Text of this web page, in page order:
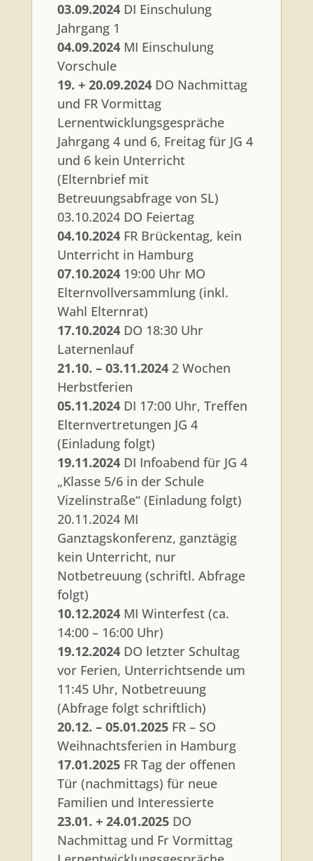
03.09.2024DI Einschulung
Jahrgang 1
04.09.2024MI Einschulung
Vorschule
19. + 20.09.2024DO Nachmittag
und FR Vormittag
Lernentwicklungsgespräche
Jahrgang 4 und 6, Freitag für JG 4
und 6 kein Unterricht
(Elternbrief mit
Betreuungsabfrage von SL)
03.10.2024 DO Feiertag
04.10.2024FR Brückentag, kein
Unterricht in Hamburg
07.10.202419:00 Uhr MO
Elternvollversammlung (inkl.
Wahl Elternrat)
17.10.2024DO 18:30 Uhr
Laternenlauf
21.10. – 03.11.20242 Wochen
Herbstferien
05.11.2024DI 17:00 Uhr, Treffen
Elternvertretungen JG 4
(Einladung folgt)
19.11.2024DI Infoabend für JG 4
„Klasse 5/6 in der Schule
Vizelinstraße“ (Einladung folgt)
20.11.2024 MI
Ganztagskonferenz, ganztägig
kein Unterricht, nur
Notbetreuung (schriftl. Abfrage
folgt)
10.12.2024MI Winterfest (ca.
14:00 – 16:00 Uhr)
19.12.2024DO letzter Schultag
vor Ferien, Unterrichtsende um
11:45 Uhr, Notbetreuung
(Abfrage folgt schriftlich)
20.12. – 05.01.2025FR – SO
Weihnachtsferien in Hamburg
17.01.2025FR Tag der offenen
Tür (nachmittags) für neue
Familien und Interessierte
23.01. + 24.01.2025DO
Nachmittag und Fr Vormittag